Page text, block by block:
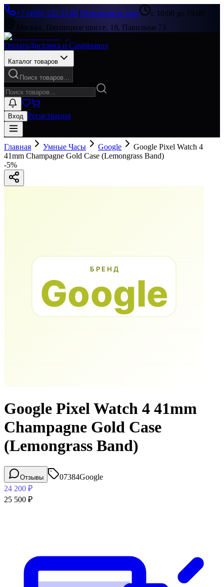
+7 (499) 322-33-86|Перезвоните мне
с 10:00 до 19:00
Москва, Пятницкое шоссе, 18, Павильон 73
ОплатаДоставка и Самовывоз
Каталог товаров
Поиск товаров...
Вход Регистрация
Главная Умные Часы Google
Google Pixel Watch 4
41mm Champagne Gold Case (Lemongrass Band)
-5%
Google Pixel Watch 4 41mm
Champagne Gold Case
(Lemongrass Band)
Отзывы 07384Google
24 200 ₽
25 500 ₽